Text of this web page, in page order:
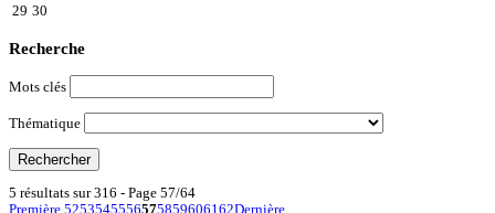
29 30
Recherche
Mots clés
Thématique
5 résultats sur 316 - Page 57/64
Première 5253545556575859606162Dernière